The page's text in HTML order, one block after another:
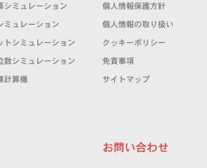
シミュレーション
ミュレーション
トシミュレーション
数シミュレーション
計算機
個人情報保護方針
個人情報の取り扱い
クッキーポリシー
免責事項
サイトマップ
お問い合わせ